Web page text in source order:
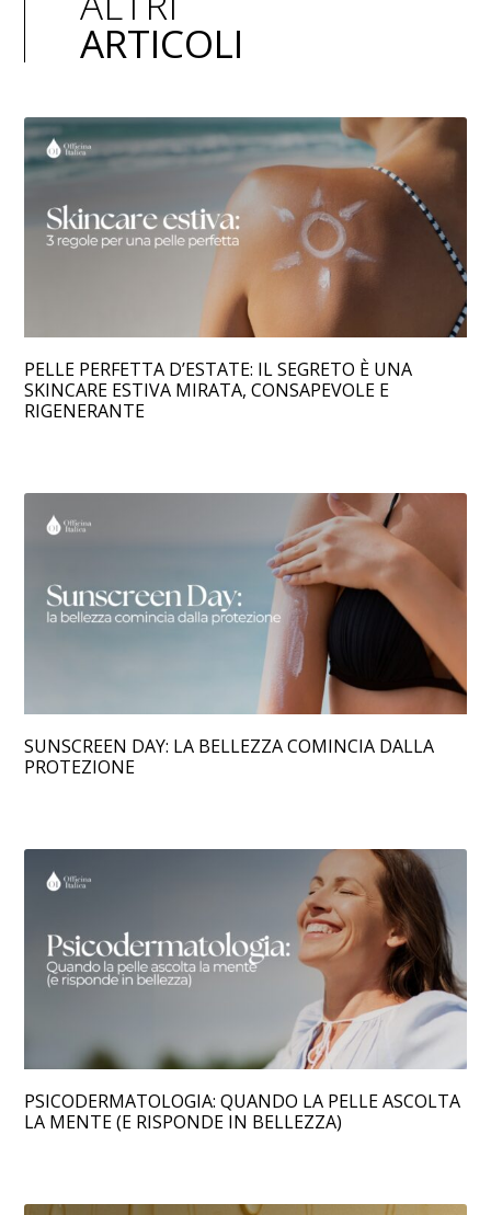
ARTICOLI
PELLE PERFETTA D’ESTATE: IL SEGRETO È UNA
SKINCARE ESTIVA MIRATA, CONSAPEVOLE E
RIGENERANTE
SUNSCREEN DAY: LA BELLEZZA COMINCIA DALLA
PROTEZIONE
PSICODERMATOLOGIA: QUANDO LA PELLE ASCOLTA
LA MENTE (E RISPONDE IN BELLEZZA)